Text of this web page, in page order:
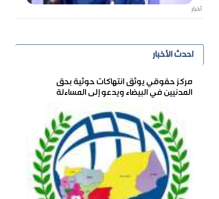
أخبار
احدث الأخبار
مركز حقوقي يوثق انتهاكات حوثية بحق
المدنيين في البيضاء ويدعو إلى المساءلة